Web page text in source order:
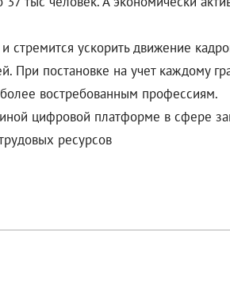
стремится ускорить движение
При постановке на учет каждому
востребованным профессиям.
цифровой платформе в сфере
ресурсов